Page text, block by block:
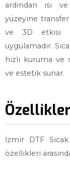
ardından ısı
yüzeyine
ve 3D etkisi
uygulamadır.
hızlı kuruma ve
ve estetik sunar.
İzmir DTF
özellikleri